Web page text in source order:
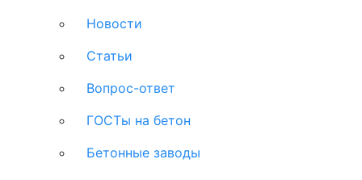
Новости
Статьи
Вопрос-ответ
ГОСТы на бетон
Бетонные заводы